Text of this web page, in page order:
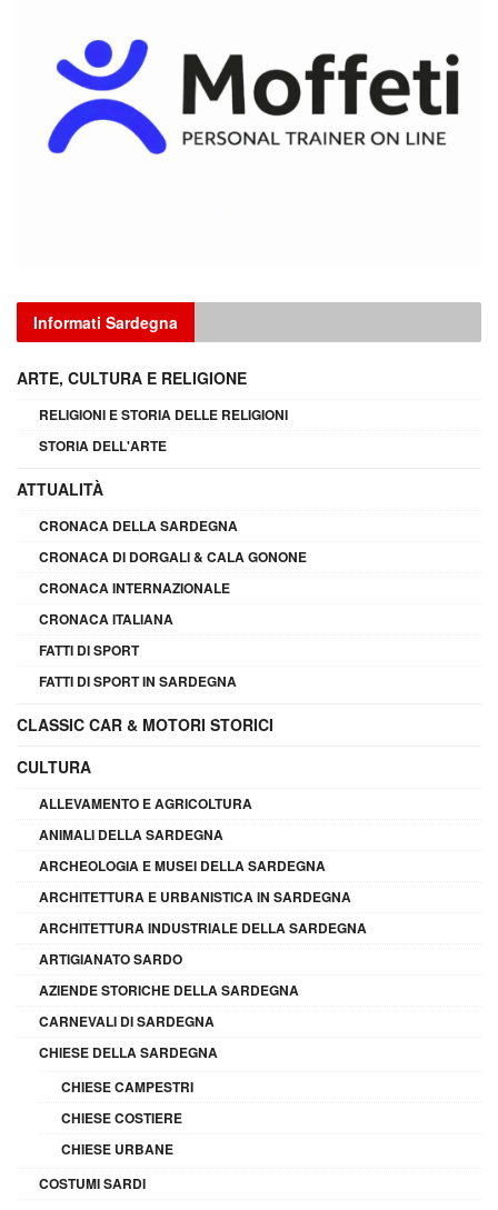
Informati Sardegna
ARTE, CULTURA E RELIGIONE
RELIGIONI E STORIA DELLE RELIGIONI
STORIA DELL'ARTE
ATTUALITÀ
CRONACA DELLA SARDEGNA
CRONACA DI DORGALI & CALA GONONE
CRONACA INTERNAZIONALE
CRONACA ITALIANA
FATTI DI SPORT
FATTI DI SPORT IN SARDEGNA
CLASSIC CAR & MOTORI STORICI
CULTURA
ALLEVAMENTO E AGRICOLTURA
ANIMALI DELLA SARDEGNA
ARCHEOLOGIA E MUSEI DELLA SARDEGNA
ARCHITETTURA E URBANISTICA IN SARDEGNA
ARCHITETTURA INDUSTRIALE DELLA SARDEGNA
ARTIGIANATO SARDO
AZIENDE STORICHE DELLA SARDEGNA
CARNEVALI DI SARDEGNA
CHIESE DELLA SARDEGNA
CHIESE CAMPESTRI
CHIESE COSTIERE
CHIESE URBANE
COSTUMI SARDI